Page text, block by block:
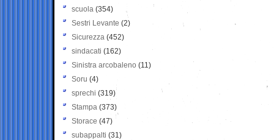
scuola (354)
Sestri Levante (2)
Sicurezza (452)
sindacati (162)
Sinistra arcobaleno (11)
Soru (4)
sprechi (319)
Stampa (373)
Storace (47)
subappalti (31)